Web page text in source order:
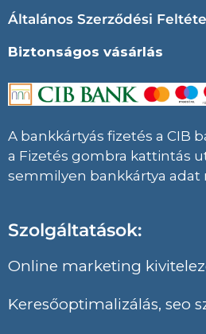
Általános Szerződési
Biztonságos vásárlás
A bankkártyás fizetés a CIB
a Fizetés gombra kattintás
semmilyen bankkártya adat
Szolgáltatások:
Online marketing
Keresőoptimalizálás, seo